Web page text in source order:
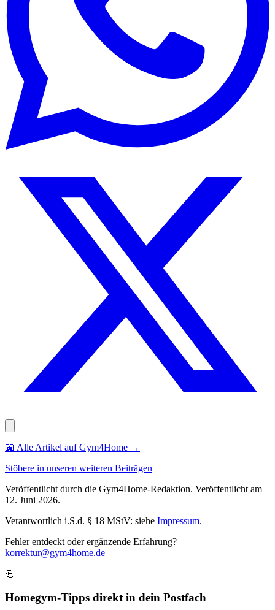
📖 Alle Artikel auf Gym4Home →
Stöbere in unseren weiteren Beiträgen
Veröffentlicht durch die Gym4Home-Redaktion. Veröffentlicht am
12. Juni 2026.
Verantwortlich i.S.d. § 18 MStV: siehe Impressum.
Fehler entdeckt oder ergänzende Erfahrung?
korrektur@gym4home.de
💪
Homegym-Tipps direkt in dein Postfach